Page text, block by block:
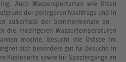
Auch Wassersportarten wie Kiten
der geringeren Nachfrage und in
außerhalb der Sommermonate an –
die niedrigeren Wassertemperaturen
möchte, besucht die Ostsee im
sich besonders gut für Besuche in
Küstenorte sowie für Spaziergänge an